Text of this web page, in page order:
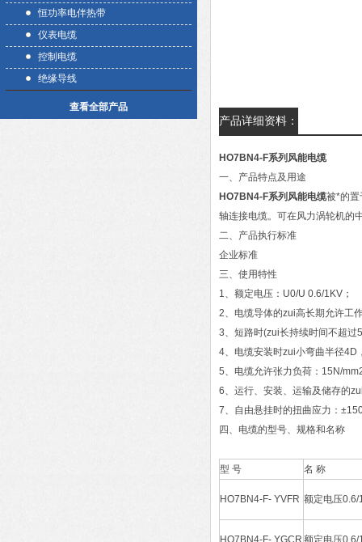
恒功率电伴热带
仪表电缆
控制电缆
绝缘导线
查看全部产品
产品详细资料：
HO7BN4-F系列风能电缆
一、产品特点及用途
HO7BN4-F系列风能电缆被*的置
轴连接电缆。可在风力涡轮机的
二、产品执行标准
企业标准
三、使用特性
1、额定电压：U0/U 0.6/1KV；
2、电缆导体的zui高长期允许工
3、短路时(zui长持续时间不超
4、电缆安装时zui小弯曲半径4D
5、电缆允许张力负荷：15N/
6、运行、安装、运输及储存的
7、自由悬挂时的扭曲应力：
四、电缆的型号、规格和名称
型 号 名 称
HO7BN4-F- YVFR 额定电压0.6/
HO7BN4-F- YGCR 额定电压0.6/